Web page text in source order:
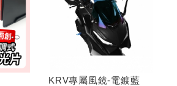
KRV專屬風鏡-電鍍藍